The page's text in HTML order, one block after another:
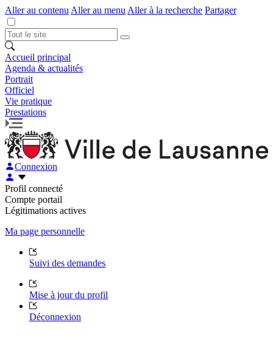
Aller au contenu Aller au menu Aller à la recherche Partager
Accueil principal
Agenda & actualités
Portrait
Officiel
Vie pratique
Prestations
Connexion
Profil connecté
Compte portail
Légitimations actives
Ma page personnelle
Suivi des demandes
Mise à jour du profil
Déconnexion